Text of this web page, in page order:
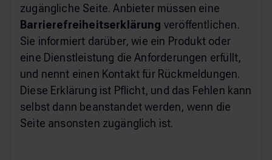
zugängliche Seite. Anbieter müssen eine
Barrierefreiheitserklärung veröffentlichen.
Sie informiert darüber, wie ein Produkt oder
eine Dienstleistung die Anforderungen erfüllt,
und nennt einen Kontakt für Rückmeldungen.
Diese Erklärung ist Pflicht, und das Fehlen kann
selbst dann beanstandet werden, wenn die
Seite ansonsten zugänglich ist.